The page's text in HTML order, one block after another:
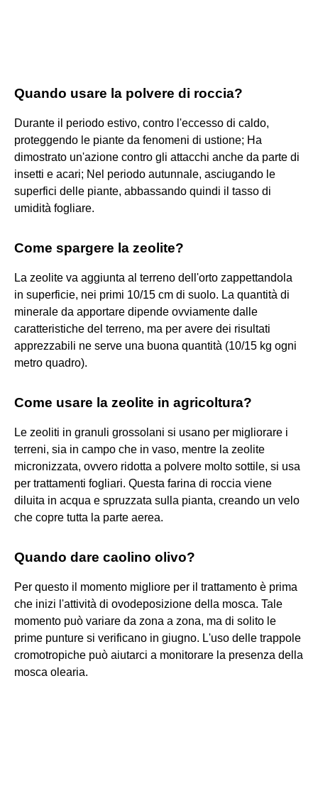
Quando usare la polvere di roccia?
Durante il periodo estivo, contro l'eccesso di caldo,
proteggendo le piante da fenomeni di ustione; Ha
dimostrato un'azione contro gli attacchi anche da parte di
insetti e acari; Nel periodo autunnale, asciugando le
superfici delle piante, abbassando quindi il tasso di
umidità fogliare.
Come spargere la zeolite?
La zeolite va aggiunta al terreno dell'orto zappettandola
in superficie, nei primi 10/15 cm di suolo. La quantità di
minerale da apportare dipende ovviamente dalle
caratteristiche del terreno, ma per avere dei risultati
apprezzabili ne serve una buona quantità (10/15 kg ogni
metro quadro).
Come usare la zeolite in agricoltura?
Le zeoliti in granuli grossolani si usano per migliorare i
terreni, sia in campo che in vaso, mentre la zeolite
micronizzata, ovvero ridotta a polvere molto sottile, si usa
per trattamenti fogliari. Questa farina di roccia viene
diluita in acqua e spruzzata sulla pianta, creando un velo
che copre tutta la parte aerea.
Quando dare caolino olivo?
Per questo il momento migliore per il trattamento è prima
che inizi l'attività di ovodeposizione della mosca. Tale
momento può variare da zona a zona, ma di solito le
prime punture si verificano in giugno. L'uso delle trappole
cromotropiche può aiutarci a monitorare la presenza della
mosca olearia.